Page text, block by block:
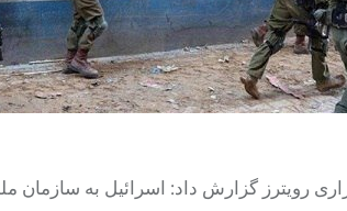
رویترز گزارش داد: اسرائیل به سازمان